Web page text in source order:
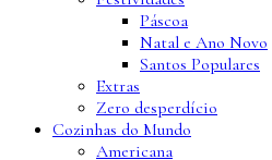
Páscoa
Natal e Ano Novo
Santos Populares
Extras
Zero desperdício
Cozinhas do Mundo
Americana